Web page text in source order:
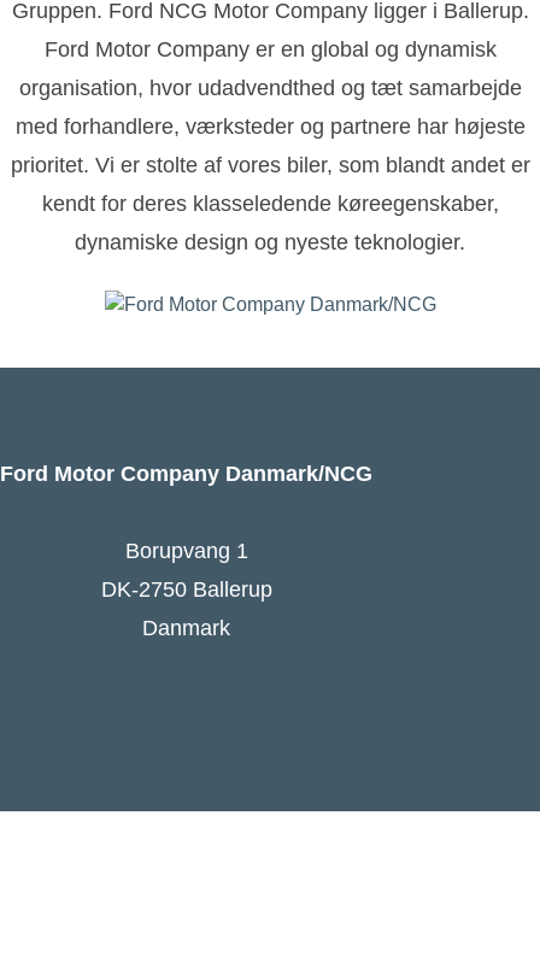
Gruppen. Ford NCG Motor Company ligger i Ballerup.
Ford Motor Company er en global og dynamisk
organisation, hvor udadvendthed og tæt samarbejde
med forhandlere, værksteder og partnere har højeste
prioritet. Vi er stolte af vores biler, som blandt andet er
kendt for deres klasseledende køreegenskaber,
dynamiske design og nyeste teknologier.
Ford Motor Company Danmark/NCG
Borupvang 1
DK-2750 Ballerup
Danmark